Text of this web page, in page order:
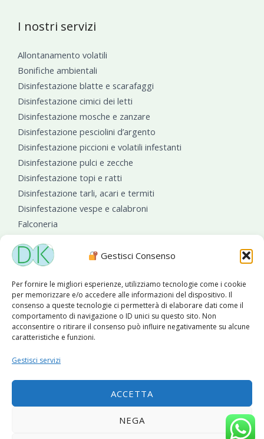
Gestisci Consenso
Per fornire le migliori esperienze, utilizziamo tecnologie come i cookie
per memorizzare e/o accedere alle informazioni del dispositivo. Il
consenso a queste tecnologie ci permetterà di elaborare dati come il
comportamento di navigazione o ID unici su questo sito. Non
acconsentire o ritirare il consenso può influire negativamente su alcune
caratteristiche e funzioni.
Gestisci servizi
ACCETTA
NEGA
I nostri servizi
Allontanamento volatili
Bonifiche ambientali
Disinfestazione blatte e scarafaggi
Disinfestazione cimici dei letti
Disinfestazione mosche e zanzare
Disinfestazione pesciolini d’argento
Disinfestazione piccioni e volatili infestanti
Disinfestazione pulci e zecche
Disinfestazione topi e ratti
Disinfestazione tarli, acari e termiti
Disinfestazione vespe e calabroni
Falconeria
Copyright © 2026 Diseko Group Srls |
|Sito web